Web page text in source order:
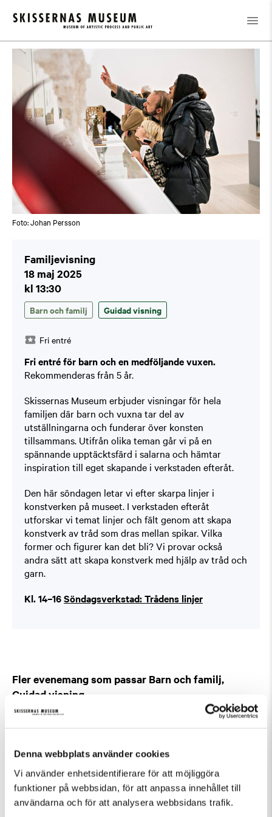
Denna webbplats använder cookies
Vi använder enhetsidentifierare för att möjliggöra
funktioner på webbsidan, för att anpassa innehållet till
användarna och för att analysera webbsidans trafik.
Kalender / Familjevisning
Foto: Johan Persson
Familjevisning
18 maj 2025
kl 13:30
Barn och familj Guidad visning
Fri entré
Fri entré för barn och en medföljande vuxen.
Rekommenderas från 5 år.
Skissernas Museum erbjuder visningar för hela
familjen där barn och vuxna tar del av
utställningarna och funderar över konsten
tillsammans. Utifrån olika teman går vi på en
spännande upptäcktsfärd i salarna och hämtar
inspiration till eget skapande i verkstaden efteråt.
Den här söndagen letar vi efter skarpa linjer i
konstverken på museet. I verkstaden efteråt
utforskar vi temat linjer och fält genom att skapa
konstverk av tråd som dras mellan spikar. Vilka
former och figurer kan det bli? Vi provar också
andra sätt att skapa konstverk med hjälp av tråd och
garn.
Kl. 14–16Söndagsverkstad: Trådens linjer
Fler evenemang som passar Barn och familj,
Guidad visning